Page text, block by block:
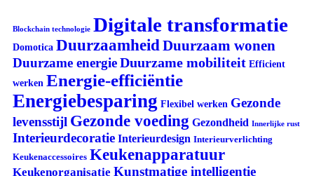
Blockchain technologie Digitale transformatie
Domotica Duurzaamheid Duurzaam wonen
Duurzame energieDuurzame mobiliteit Efficient
werken Energie-efficiëntie
Energiebesparing Flexibel werken Gezonde
levensstijl Gezonde voeding Gezondheid Innerlijke rust
Interieurdecoratie Interieurdesign Interieurverlichting
Keukenaccessoires Keukenapparatuur
Keukenorganisatie Kunstmatige intelligentie